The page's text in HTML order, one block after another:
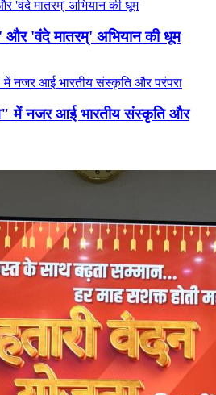
और 'वंदे मातरम्' अभियान की धूम
में नजर आई भारतीय संस्कृति और